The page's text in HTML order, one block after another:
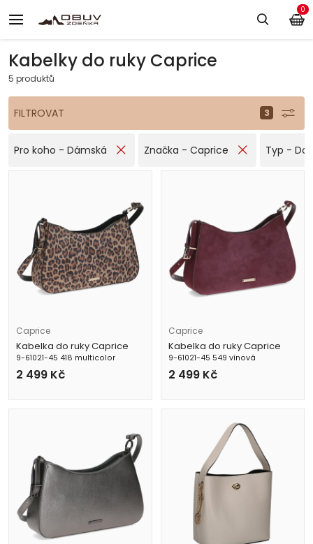
Kabelky do ruky Caprice
5 produktů
FILTROVAT
Pro koho - Dámská Značka - Caprice Typ - Do
Caprice
Kabelka do ruky Caprice
9-61021-45 418 multicolor
2 499 Kč
Caprice
Kabelka do ruky Caprice
9-61021-45 549 vínová
2 499 Kč
0